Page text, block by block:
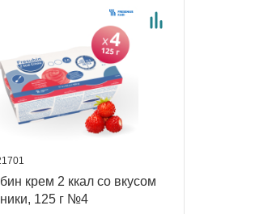
крем 2 ккал со вкусом
125 г №4